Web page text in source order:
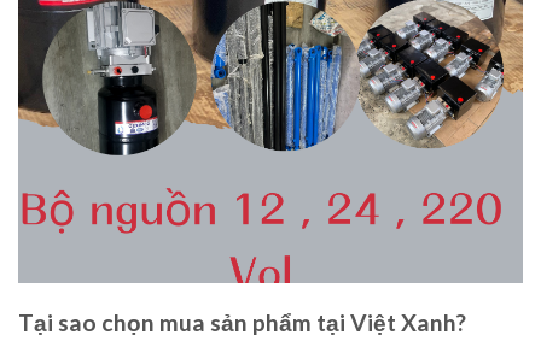
Tại sao chọn mua sản phẩm tại Việt Xanh?